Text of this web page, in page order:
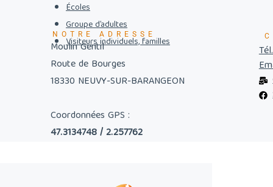
Écoles
Groupe d’adultes
Visiteurs individuels, familles
NOTRE ADRESSE
Moulin Gentil
Route de Bourges
18330 NEUVY-SUR-BARANGEON
Coordonnées GPS :
47.3134748 / 2.257762